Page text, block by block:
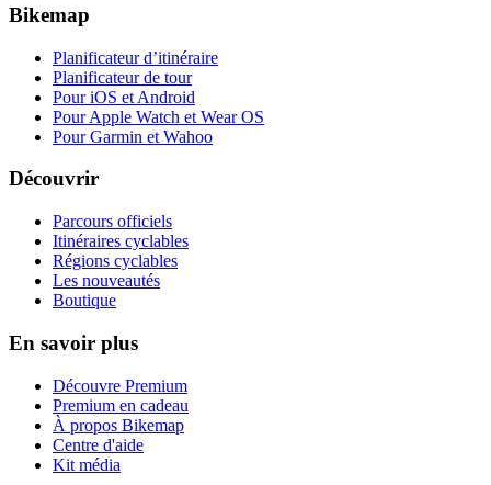
Bikemap
Planificateur d’itinéraire
Planificateur de tour
Pour iOS et Android
Pour Apple Watch et Wear OS
Pour Garmin et Wahoo
Découvrir
Parcours officiels
Itinéraires cyclables
Régions cyclables
Les nouveautés
Boutique
En savoir plus
Découvre Premium
Premium en cadeau
À propos Bikemap
Centre d'aide
Kit média